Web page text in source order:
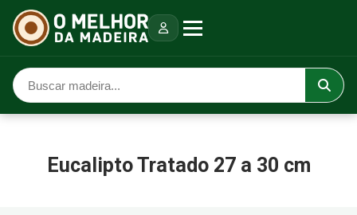
Eucalipto Tratado 27 a 30 cm